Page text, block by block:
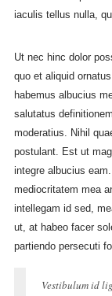
iaculis tellus nulla,
Ut nec hinc dolor
quo et aliquid
habemus albucius
salutatus
moderatius. Nihil
postulant. Est ut
integre albucius
mediocritatem mea
intellegam id sed,
ut, at habeo facer
partiendo persecuti
Vestibulum id